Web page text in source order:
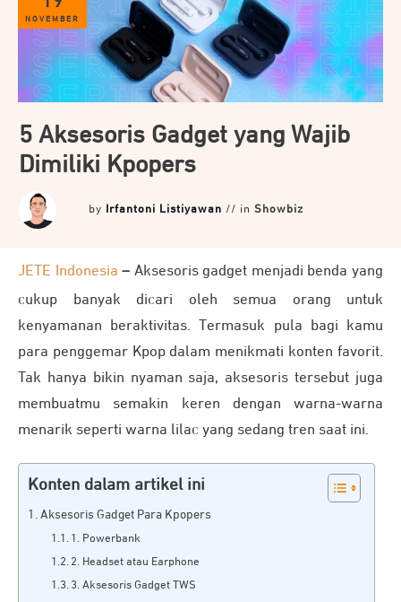
NOVEMBER
5 Aksesoris Gadget yang Wajib
Dimiliki Kpopers
by Irfantoni Listiyawan // in Showbiz
JETE Indonesia – Aksesoris gadget menjadi benda yang
cukup banyak dicari oleh semua orang untuk
kenyamanan beraktivitas. Termasuk pula bagi kamu
para penggemar Kpop dalam menikmati konten favorit.
Tak hanya bikin nyaman saja, aksesoris tersebut juga
membuatmu semakin keren dengan warna-warna
menarik seperti warna lilac yang sedang tren saat ini.
Konten dalam artikel ini
Aksesoris Gadget Para Kpopers
1. Powerbank
2. Headset atau Earphone
3. Aksesoris Gadget TWS